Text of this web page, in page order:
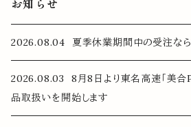
お知らせ
2026.08.04 夏季休業期間中の受注なら
2026.08.03 8月8日より東名高速「美合
品取扱いを開始します